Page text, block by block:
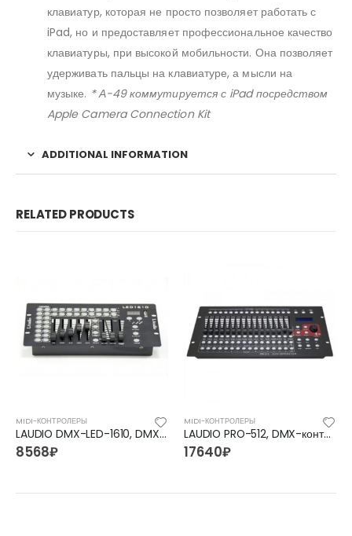
клавиатур, которая не просто позволяет работать с
iPad, но и предоставляет профессиональное качество
клавиатуры, при высокой мобильности. Она позволяет
удерживать пальцы на клавиатуре, а мысли на
музыке. * А-49 коммутируется с iPad посредством
Apple Camera Connection Kit
ADDITIONAL INFORMATION
RELATED PRODUCTS
MIDI-КОНТРОЛЕРЫ
LAUDIO DMX-LED-1610, DMX-контроллеры
8568₽
MIDI-КОНТРОЛЕРЫ
LAUDIO PRO-512, DMX-контроллеры
17640₽